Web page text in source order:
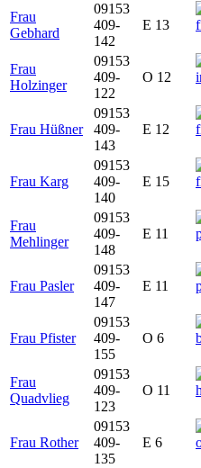
Frau
Gebhard
09153
409-
142
E 13
Frau
Holzinger
09153
409-
122
O 12
Frau Hüßner
09153
409-
143
E 12
Frau Karg
09153
409-
140
E 15
Frau
Mehlinger
09153
409-
148
E 11
Frau Pasler
09153
409-
147
E 11
Frau Pfister
09153
409-
155
O 6
Frau
Quadvlieg
09153
409-
123
O 11
Frau Rother
09153
409-
135
E 6